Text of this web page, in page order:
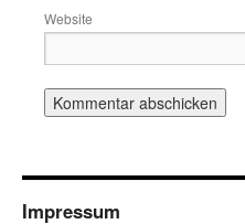
Website
Impressum